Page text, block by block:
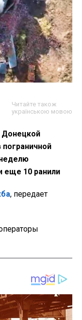
Читайте також
українською мовою
Донецкой
еще 10 ранили
, передает